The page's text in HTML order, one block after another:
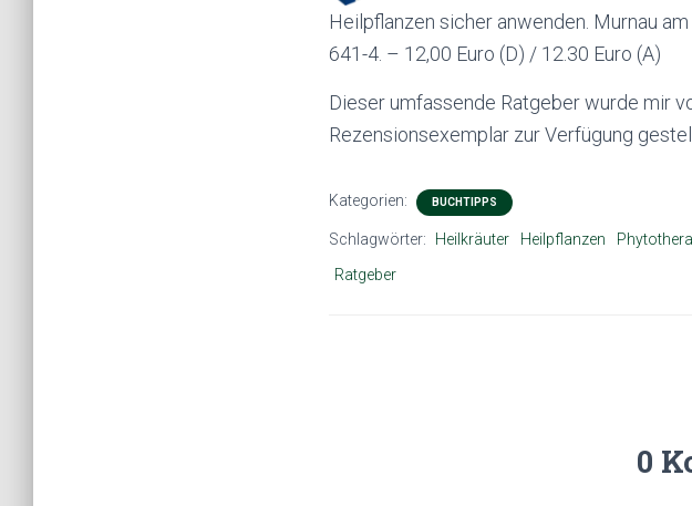
Heilpflanzen sicher anwenden. Murnau
641-4. – 12,00 Euro (D) / 12.30 Euro (A)
Dieser umfassende Ratgeber wurde mir
Rezensionsexemplar zur Verfügung
Kategorien: BUCHTIPPS
Schlagwörter: Heilkräuter Heilpflanzen
Ratgeber
0